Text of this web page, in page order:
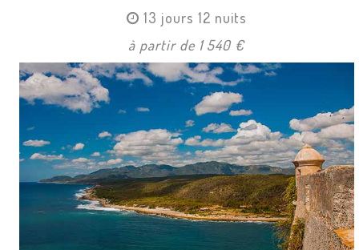
13 jours 12 nuits
à partir de 1 540 €